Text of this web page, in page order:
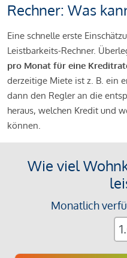
Rechner: Was
Eine schnelle erste
Leistbarkeits-Rechner.
pro Monat für eine
derzeitige Miete ist z. B. ein
dann den Regler an die
heraus, welchen Kredit und
können.
Wie viel
Monatlich